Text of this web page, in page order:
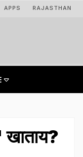
APPS RAJASTHAN